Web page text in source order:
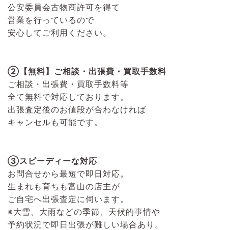
公安委員会古物商許可を得て
営業を行っているので
安心してご利用ください。
②【無料】ご相談・出張費・買取手数料
ご相談・出張費・買取手数料等
全て無料で対応しております。
出張査定後のお値段が合わなければ
キャンセルも可能です。
③スピーディーな対応
お問合せから最短で即日対応。
生まれも育ちも富山の店主が
ご自宅へ出張査定に伺います。
※大雪、大雨などの季節、天候的事情や
予約状況で即日出張が難しい場合あり。